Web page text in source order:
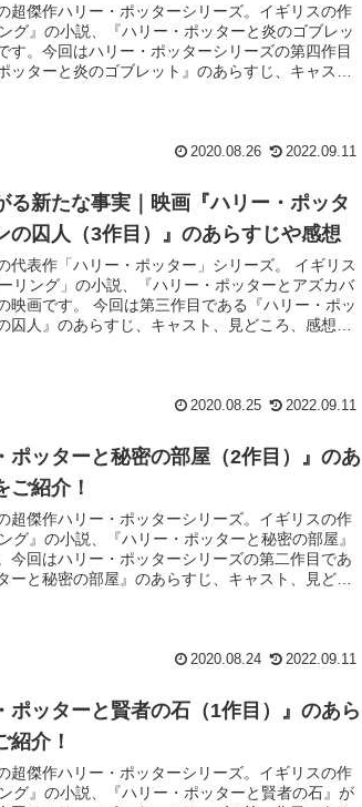
超傑作ハリー・ポッターシリーズ。イギリスの作
グ』の小説、『ハリー・ポッターと炎のゴブレッ
す。今回はハリー・ポッターシリーズの第四作目
ッターと炎のゴブレット』のあらすじ、キャス
2020.08.26 2022.09.11
る新たな事実｜映画『ハリー・ポッタ
の囚人（3作目）』のあらすじや感想
代表作「ハリー・ポッター」シリーズ。 イギリス
リング」の小説、『ハリー・ポッターとアズカバ
映画です。 今回は第三作目である『ハリー・ポッ
囚人』のあらすじ、キャスト、見どころ、感想な
2020.08.25 2022.09.11
ポッターと秘密の部屋（2作目）』のあ
ご紹介！
超傑作ハリー・ポッターシリーズ。イギリスの作
グ』の小説、『ハリー・ポッターと秘密の部屋』
今回はハリー・ポッターシリーズの第二作目であ
ーと秘密の部屋』のあらすじ、キャスト、見どこ
2020.08.24 2022.09.11
ポッターと賢者の石（1作目）』のあら
紹介！
超傑作ハリー・ポッターシリーズ。イギリスの作
グ』の小説、『ハリー・ポッターと賢者の石』が